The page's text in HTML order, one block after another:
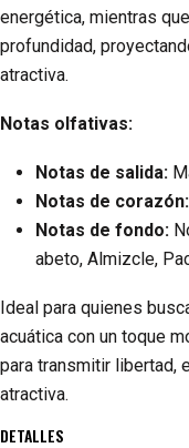
energética, mientras
profundidad,
atractiva.
Notas olfativas:
Notas de salida:
Notas de corazón:
Notas de fondo:
abeto, Almizcle,
Ideal para quienes
acuática con un toque
para transmitir libertad,
atractiva.
DETALLES